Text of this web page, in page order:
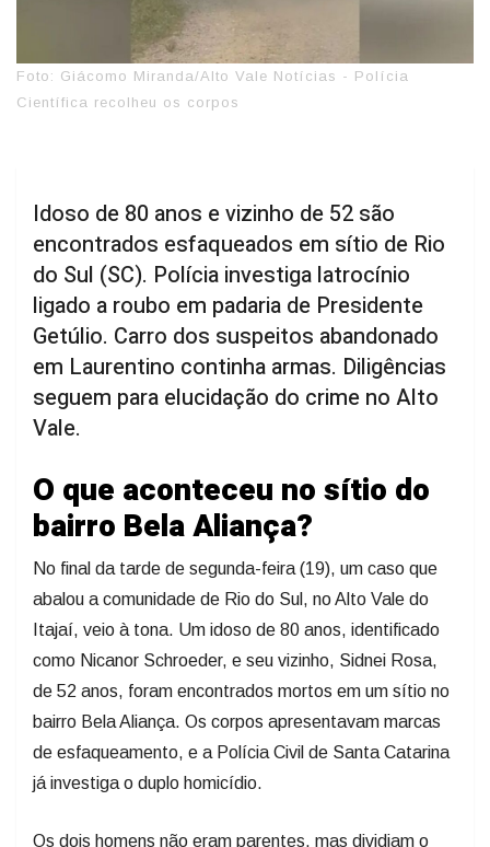
Foto: Giácomo Miranda/Alto Vale Notícias - Polícia
Científica recolheu os corpos
Idoso de 80 anos e vizinho de 52 são
encontrados esfaqueados em sítio de Rio
do Sul (SC). Polícia investiga latrocínio
ligado a roubo em padaria de Presidente
Getúlio. Carro dos suspeitos abandonado
em Laurentino continha armas. Diligências
seguem para elucidação do crime no Alto
Vale.
O que aconteceu no sítio do
bairro Bela Aliança?
No final da tarde de segunda-feira (19), um caso que
abalou a comunidade de Rio do Sul, no Alto Vale do
Itajaí, veio à tona. Um idoso de 80 anos, identificado
como Nicanor Schroeder, e seu vizinho, Sidnei Rosa,
de 52 anos, foram encontrados mortos em um sítio no
bairro Bela Aliança. Os corpos apresentavam marcas
de esfaqueamento, e a Polícia Civil de Santa Catarina
já investiga o duplo homicídio.
Os dois homens não eram parentes, mas dividiam o